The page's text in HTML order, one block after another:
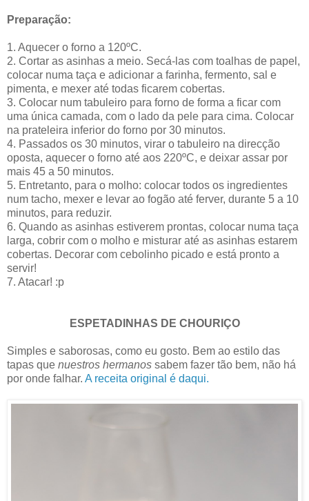
Preparação:
1. Aquecer o forno a 120ºC.
2. Cortar as asinhas a meio. Secá-las com toalhas de papel,
colocar numa taça e adicionar a farinha, fermento, sal e
pimenta, e mexer até todas ficarem cobertas.
3. Colocar num tabuleiro para forno de forma a ficar com
uma única camada, com o lado da pele para cima. Colocar
na prateleira inferior do forno por 30 minutos.
4. Passados os 30 minutos, virar o tabuleiro na direcção
oposta, aquecer o forno até aos 220ºC, e deixar assar por
mais 45 a 50 minutos.
5. Entretanto, para o molho: colocar todos os ingredientes
num tacho, mexer e levar ao fogão até ferver, durante 5 a 10
minutos, para reduzir.
6. Quando as asinhas estiverem prontas, colocar numa taça
larga, cobrir com o molho e misturar até as asinhas estarem
cobertas. Decorar com cebolinho picado e está pronto a
servir!
7. Atacar! :p
ESPETADINHAS DE CHOURIÇO
Simples e saborosas, como eu gosto. Bem ao estilo das
tapas que nuestros hermanos sabem fazer tão bem, não há
por onde falhar. A receita original é daqui.